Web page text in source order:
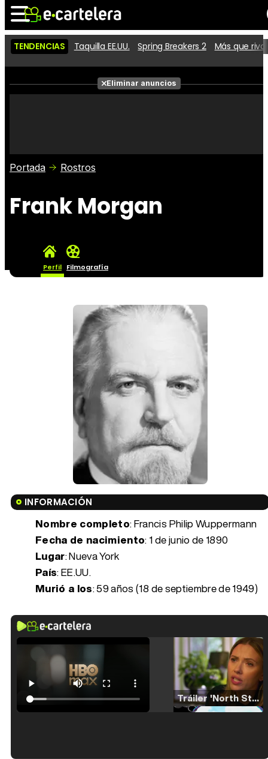
Noticias Cartelera
Películas
Críticas
TENDENCIAS Taquilla EE.UU. Spring Breakers 2 Más que
Eliminar anuncios
Portada Rostros
Frank Morgan
Perfil Filmografía
INFORMACIÓN
Nombre completo: Francis Philip Wuppermann
Fecha de nacimiento: 1 de junio de 1890
Lugar: Nueva York
País: EE.UU.
Murió a los:59 años (18 de septiembre de 1949)
Tráiler 'North Star' (2023)